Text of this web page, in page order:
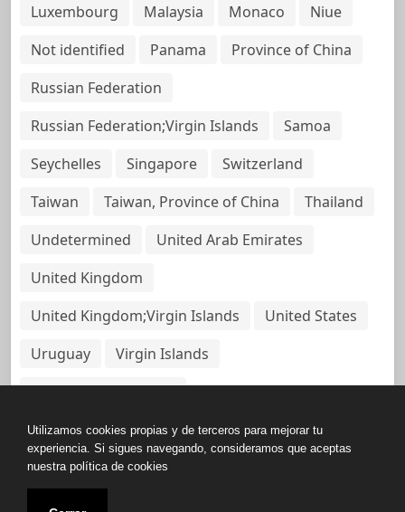
Luxembourg
Malaysia Monaco
Niue
Not identified
Panama
Province of China
Russian Federation
Russian Federation;Virgin Islands
Samoa
Seychelles
Singapore
Switzerland
Taiwan
Taiwan, Province of China
Thailand
Undetermined
United Arab Emirates
United Kingdom
United Kingdom;Virgin Islands
United States
Uruguay
Virgin Islands
Virgin Islands, British
Copyright © All rights reserved.
Utilizamos cookies propias y de terceros para mejorar tu
experiencia. Si sigues navegando, consideramos que aceptas
nuestra política de cookies